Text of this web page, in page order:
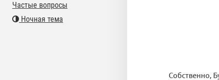
Собственно,
Частые вопросы
Ночная тема